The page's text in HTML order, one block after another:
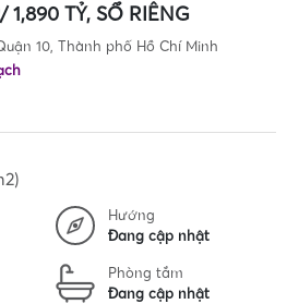
TỶ, SỔ RIÊNG
10, Thành phố Hồ Chí Minh
Hướng
Đang cập nhật
Phòng tắm
Đang cập nhật